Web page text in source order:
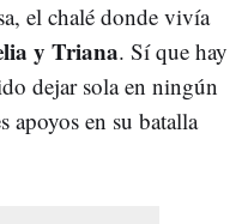
el chalé donde vivía
y Triana. Sí que hay
dejar sola en ningún
apoyos en su batalla